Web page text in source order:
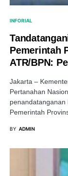
INFORIAL
Pemerintah
ATR/BPN:
Jakarta –
Pertanahan
Pemerintah
BY ADMIN